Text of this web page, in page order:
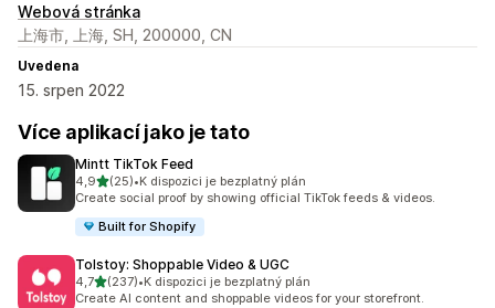
Webová stránka
上海市, 上海, SH, 200000, CN
Uvedena
15. srpen 2022
Více aplikací jako je tato
Mintt TikTok Feed
4,9z 5 hvězd
(25)
Celkový počet recenzí: 25
•K dispozici je bezplatný plán
Create social proof by showing official TikTok feeds & videos.
Built for Shopify
Tolstoy: Shoppable Video & UGC
4,7z 5 hvězd
(237)
Celkový počet recenzí: 237
•K dispozici je bezplatný plán
Create AI content and shoppable videos for your storefront.